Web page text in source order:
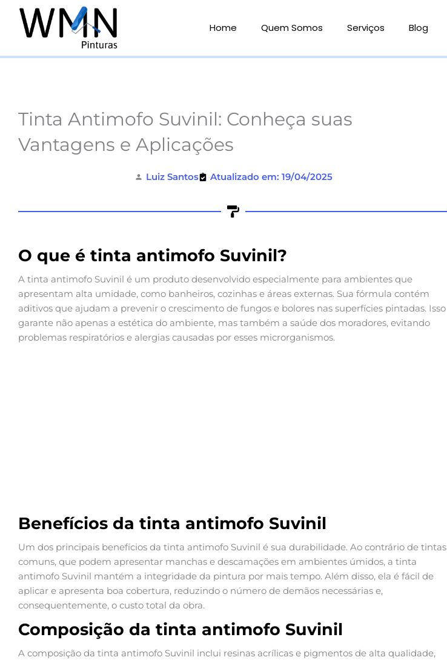
Home Quem Somos Serviços Blog
Tinta Antimofo Suvinil: Conheça suas
Vantagens e Aplicações
Luiz Santos Atualizado em: 19/04/2025
O que é tinta antimofo Suvinil?
A tinta antimofo Suvinil é um produto desenvolvido especialmente para ambientes que
apresentam alta umidade, como banheiros, cozinhas e áreas externas. Sua fórmula contém
aditivos que ajudam a prevenir o crescimento de fungos e bolores nas superfícies pintadas. Isso
garante não apenas a estética do ambiente, mas também a saúde dos moradores, evitando
problemas respiratórios e alergias causadas por esses microrganismos.
Benefícios da tinta antimofo Suvinil
Um dos principais benefícios da tinta antimofo Suvinil é sua durabilidade. Ao contrário de tintas
comuns, que podem apresentar manchas e descamações em ambientes úmidos, a tinta
antimofo Suvinil mantém a integridade da pintura por mais tempo. Além disso, ela é fácil de
aplicar e apresenta boa cobertura, reduzindo o número de demãos necessárias e,
consequentemente, o custo total da obra.
Composição da tinta antimofo Suvinil
A composição da tinta antimofo Suvinil inclui resinas acrílicas e pigmentos de alta qualidade,